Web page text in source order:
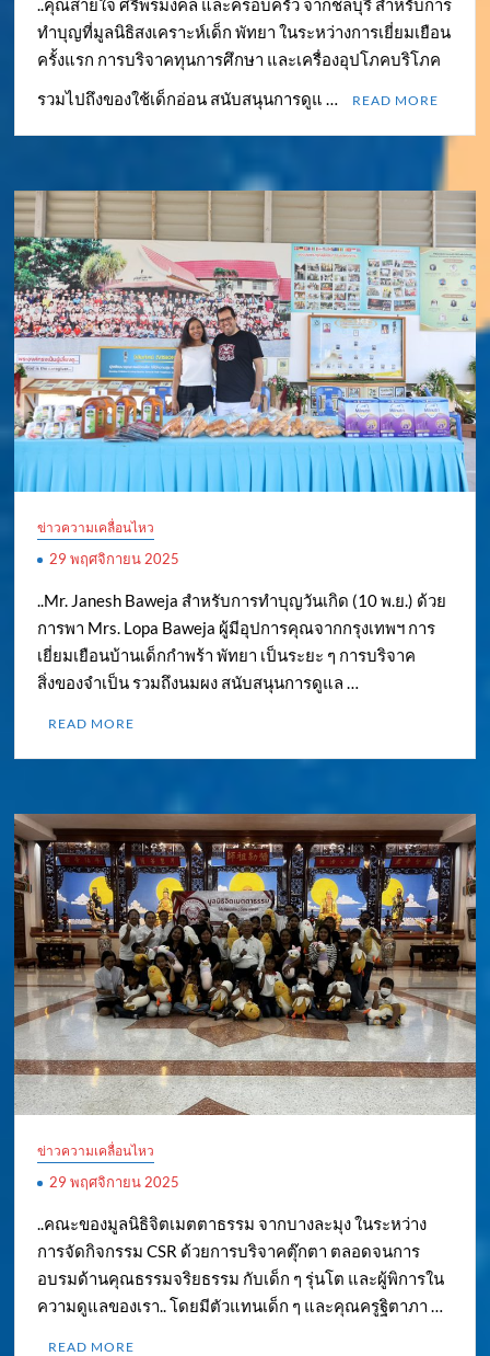
..คุณสายใจ ศรีพรมงคล และครอบครัว จากชลบุรี สำหรับการ
ทำบุญที่มูลนิธิสงเคราะห์เด็ก พัทยา ในระหว่างการเยี่ยมเยือน
ครั้งแรก การบริจาคทุนการศึกษา และเครื่องอุปโภคบริโภค
รวมไปถึงของใช้เด็กอ่อน สนับสนุนการดูแ …
READ MORE
ข่าวความเคลื่อนไหว
29 พฤศจิกายน 2025
..Mr. Janesh Baweja สำหรับการทำบุญวันเกิด (10 พ.ย.) ด้วย
การพา Mrs. Lopa Baweja ผู้มีอุปการคุณจากกรุงเทพฯ การ
เยี่ยมเยือนบ้านเด็กกำพร้า พัทยา เป็นระยะ ๆ การบริจาค
สิ่งของจำเป็น รวมถึงนมผง สนับสนุนการดูแล …
READ MORE
ข่าวความเคลื่อนไหว
29 พฤศจิกายน 2025
..คณะของมูลนิธิจิตเมตตาธรรม จากบางละมุง ในระหว่าง
การจัดกิจกรรม CSR ด้วยการบริจาคตุ๊กตา ตลอดจนการ
อบรมด้านคุณธรรมจริยธรรม กับเด็ก ๆ รุ่นโต และผู้พิการใน
ความดูแลของเรา.. โดยมีตัวแทนเด็ก ๆ และคุณครูฐิตาภา …
READ MORE